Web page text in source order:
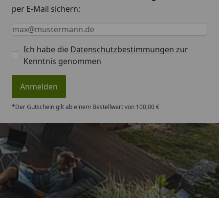
per E-Mail sichern:
Keine Eingabe erforderlich
Eingabe erforderlich
E-Mail *
Ich habe die Datenschutzbestimmungen zur
Kenntnis genommen
Anmelden
*Der Gutschein gilt ab einem Bestellwert von 100,00 €
Trusted Shops
4,83/ 5